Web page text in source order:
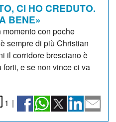
CI HO CREDUTO.
BENE»
con poche
sempre di più Christian
il corridore bresciano è
e se non vince ci va
1 |